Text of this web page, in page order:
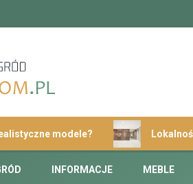
modele? Lokalność jako
INFORMACJE MEBLE